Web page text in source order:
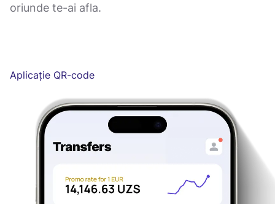
oriunde te-ai afla.
Aplicație QR-code